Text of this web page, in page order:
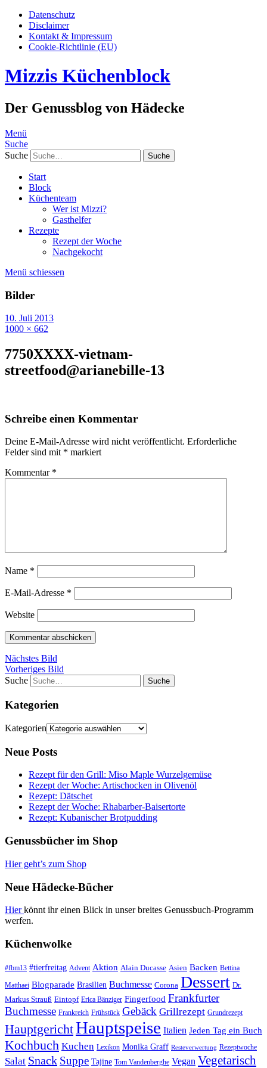
Datenschutz
Disclaimer
Kontakt & Impressum
Cookie-Richtlinie (EU)
Mizzis Küchenblock
Der Genussblog von Hädecke
Menü
Suche
Suche
Start
Block
Küchenteam
Wer ist Mizzi?
Gasthelfer
Rezepte
Rezept der Woche
Nachgekocht
Menü schiessen
Bilder
10. Juli 2013
1000 × 662
7750XXXX-vietnam-
streetfood@arianebille-13
Schreibe einen Kommentar
Deine E-Mail-Adresse wird nicht veröffentlicht. Erforderliche
Felder sind mit * markiert
Kommentar *
Name *
E-Mail-Adresse *
Website
Nächstes Bild
Vorheriges Bild
Suche
Kategorien
Kategorien
Neue Posts
Rezept für den Grill: Miso Maple Wurzelgemüse
Rezept der Woche: Artischocken in Olivenöl
Rezept: Dätschet
Rezept der Woche: Rhabarber-Baisertorte
Rezept: Kubanischer Brotpudding
Genussbücher im Shop
Hier geht’s zum Shop
Neue Hädecke-Bücher
Hierkönnt ihr einen Blick in unser breites Genussbuch-Programm
werfen.
Küchenwolke
#fbm13 #tierfreitag Advent Aktion Alain Ducasse Asien Backen Bettina
Matthaei Blogparade Brasilien Buchmesse Corona Dessert Dr.
Markus Strauß Eintopf Erica Bänziger Fingerfood Frankfurter
Buchmesse Frankreich Frühstück Gebäck Grillrezept Grundrezept
HauptgerichtHauptspeise Italien Jeden Tag ein Buch
Kochbuch Kuchen Lexikon Monika Graff Resteverwertung Rezeptwoche
Salat Snack Suppe Tajine Tom Vandenberghe Vegan Vegetarisch